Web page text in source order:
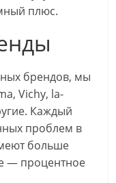
плюс.
брендов, мы
Vichy, la-
Каждый
проблем в
больше
— процентное